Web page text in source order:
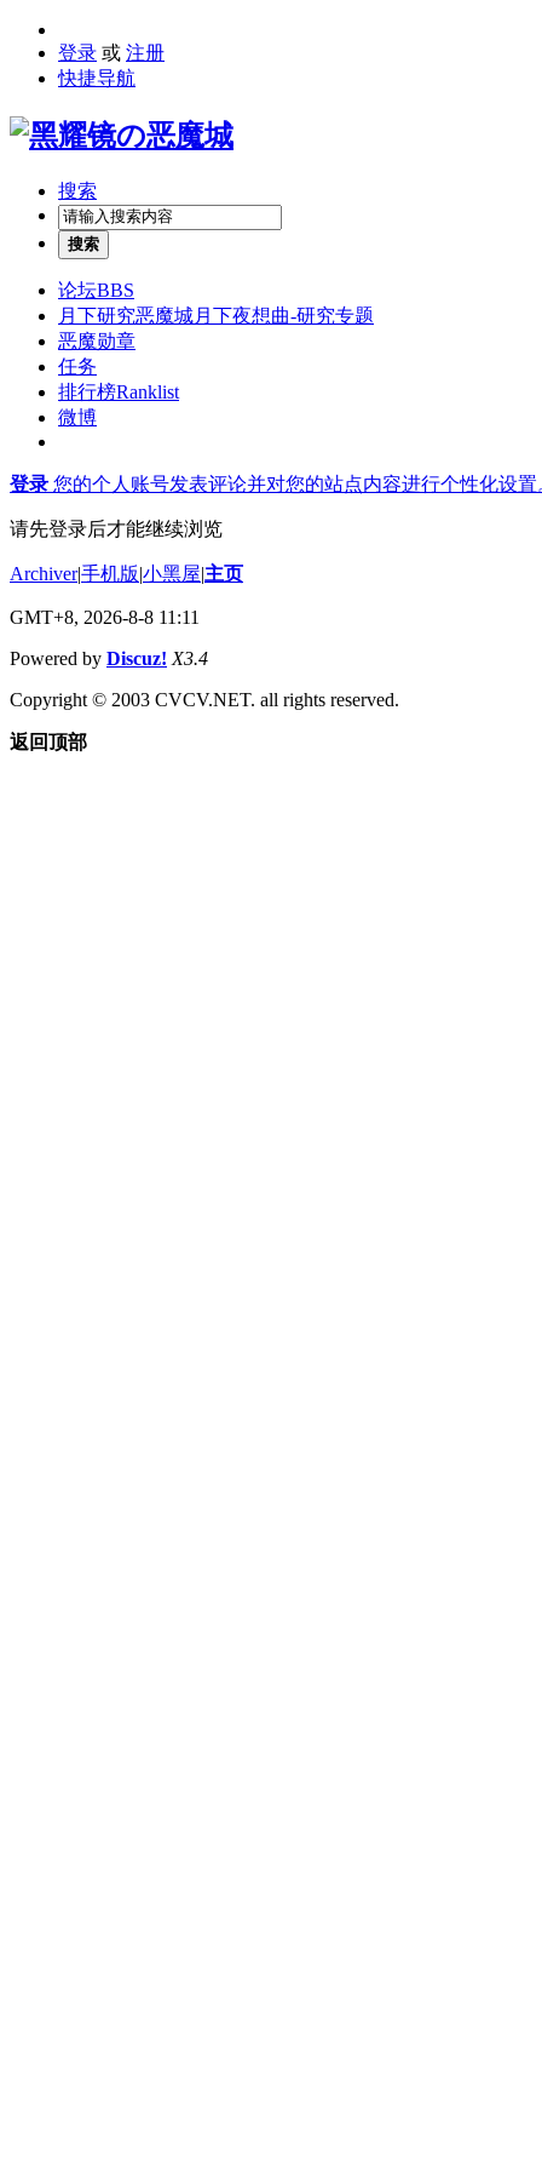
登录 或 注册
快捷导航
搜索
搜索
论坛BBS
月下研究恶魔城月下夜想曲-研究专题
恶魔勋章
任务
排行榜Ranklist
微博
登录 您的个人账号发表评论并对您的站点内容进行个性化设置
请先登录后才能继续浏览
Archiver|手机版|小黑屋|主页
GMT+8, 2026-8-8 11:11
Powered by Discuz! X3.4
Copyright © 2003 CVCV.NET. all rights reserved.
返回顶部